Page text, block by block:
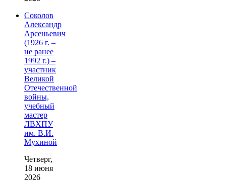
Соколов
Александр
Арсеньевич
(1926 г. –
не ранее
1992 г.) –
участник
Великой
Отечественной
войны,
учебный
мастер
ЛВХПУ
им. В.И.
Мухиной
Четверг,
18 июня
2026